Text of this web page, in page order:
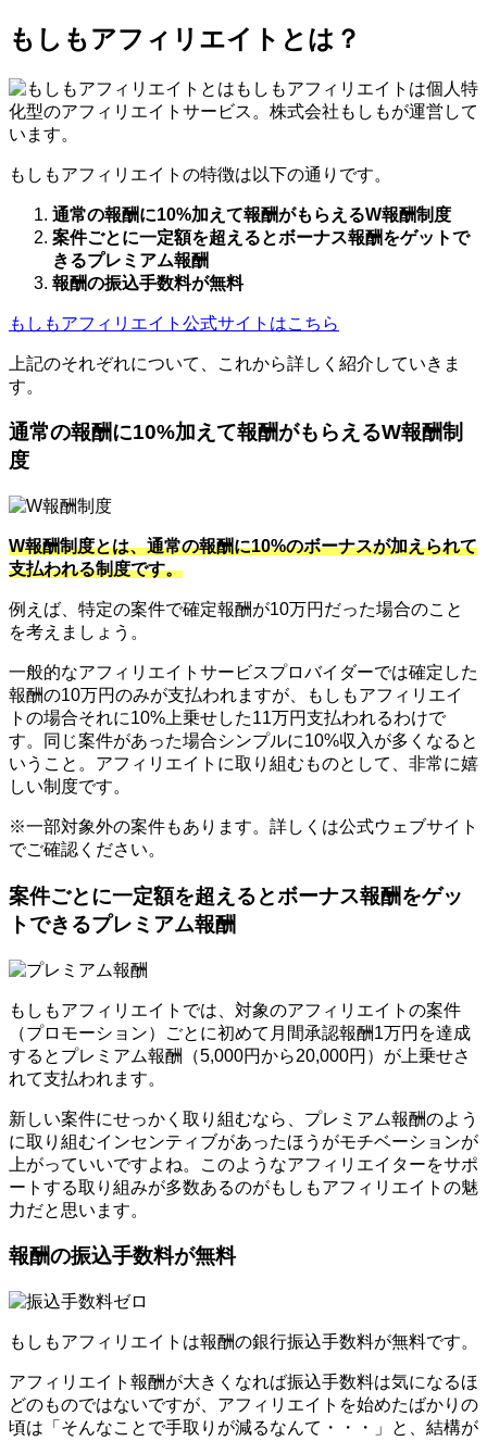
もしもアフィリエイトとは？
もしもアフィリエイトは個人特
化型のアフィリエイトサービス。株式会社もしもが運営して
います。
もしもアフィリエイトの特徴は以下の通りです。
通常の報酬に10%加えて報酬がもらえるW報酬制度
案件ごとに一定額を超えるとボーナス報酬をゲットで
きるプレミアム報酬
報酬の振込手数料が無料
もしもアフィリエイト公式サイトはこちら
上記のそれぞれについて、これから詳しく紹介していきま
す。
通常の報酬に10%加えて報酬がもらえるW報酬制
度
W報酬制度とは、通常の報酬に10%のボーナスが加えられて
支払われる制度です。
例えば、特定の案件で確定報酬が10万円だった場合のこと
を考えましょう。
一般的なアフィリエイトサービスプロバイダーでは確定した
報酬の10万円のみが支払われますが、もしもアフィリエイ
トの場合それに10%上乗せした11万円支払われるわけで
す。同じ案件があった場合シンプルに10%収入が多くなると
いうこと。アフィリエイトに取り組むものとして、非常に嬉
しい制度です。
※一部対象外の案件もあります。詳しくは公式ウェブサイト
でご確認ください。
案件ごとに一定額を超えるとボーナス報酬をゲッ
トできるプレミアム報酬
もしもアフィリエイトでは、対象のアフィリエイトの案件
（プロモーション）ごとに初めて月間承認報酬1万円を達成
するとプレミアム報酬（5,000円から20,000円）が上乗せさ
れて支払われます。
新しい案件にせっかく取り組むなら、プレミアム報酬のよう
に取り組むインセンティブがあったほうがモチベーションが
上がっていいですよね。このようなアフィリエイターをサポ
ートする取り組みが多数あるのがもしもアフィリエイトの魅
力だと思います。
報酬の振込手数料が無料
もしもアフィリエイトは報酬の銀行振込手数料が無料です。
アフィリエイト報酬が大きくなれば振込手数料は気になるほ
どのものではないですが、アフィリエイトを始めたばかりの
頃は「そんなことで手取りが減るなんて・・・」と、結構が